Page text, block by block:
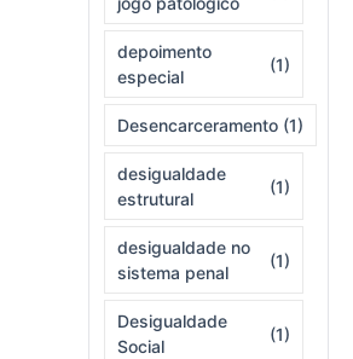
depoimento
especial
(1)
Desencarceramento (1)
desigualdade
estrutural
(1)
desigualdade no
sistema penal
(1)
Desigualdade
Social
(1)